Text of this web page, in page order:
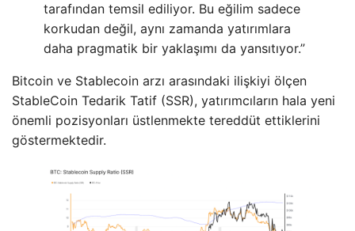
tarafından temsil ediliyor. Bu eğilim sadece
korkudan değil, aynı zamanda yatırımlara
daha pragmatik bir yaklaşımı da yansıtıyor.”
Bitcoin ve Stablecoin arzı arasındaki ilişkiyi ölçen
StableCoin Tedarik Tatif (SSR), yatırımcıların hala yeni
önemli pozisyonları üstlenmekte tereddüt ettiklerini
göstermektedir.